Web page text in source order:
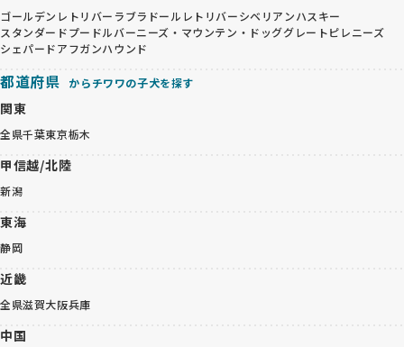
ゴールデンレトリバー ラブラドールレトリバーシベリアンハスキー
スタンダードプードルバーニーズ・マウンテン・ドッググレートピレニーズ
シェパードアフガンハウンド
都道府県 からチワワの子犬を探す
関東
全県千葉東京栃木
甲信越/北陸
新潟
東海
静岡
近畿
全県滋賀大阪兵庫
中国